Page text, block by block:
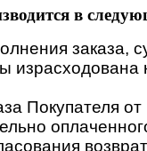
в
заказа,
израсходована
Покупателя от